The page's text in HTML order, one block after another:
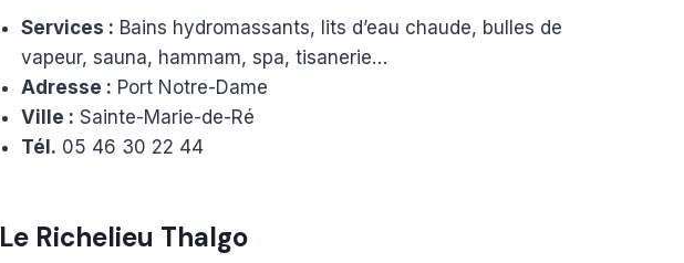
Services : Bains hydromassants, lits d’eau chaude, bulles de
vapeur, sauna, hammam, spa, tisanerie…
Adresse : Port Notre-Dame
Ville : Sainte-Marie-de-Ré
Tél. 05 46 30 22 44
Le Richelieu Thalgo